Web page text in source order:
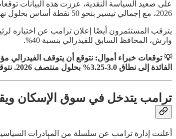
2026، مع إجمالي تيسير بنحو 50 نقطة أساس بحلول نهاية العام.
وارش، المحافظ السابق للفيدرالي بنسبة 40%.
الفائدة إلى نطاق 3.0-3.25% بحلول منتصف 2026. نتوقع أيضًا أن يجلب التغيير في قيادة الفيدرالي نهجًا أكثر تيسيرًا في السياسة النقدية في النصف الثاني من العام.
ترامب يتدخل في سوق الإسكان